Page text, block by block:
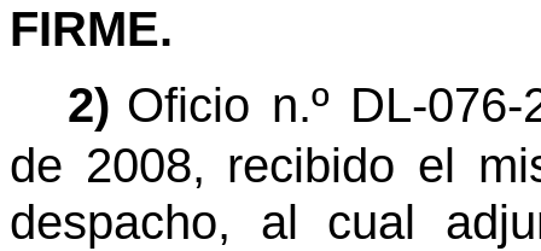
FIRME.
2) Oficio n.º DL-
de 2008, recibido el
despacho, al cual